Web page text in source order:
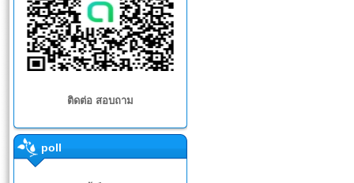
ติดต่อ สอบถาม
poll